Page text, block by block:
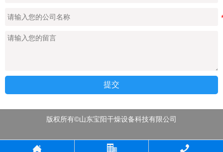
提交
版权所有©山东宝阳干燥设备科技有限公司
  